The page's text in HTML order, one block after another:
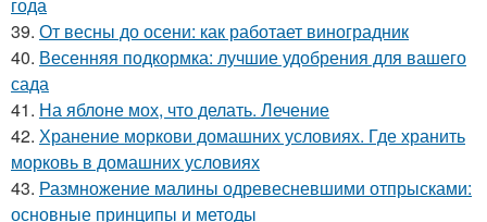
39. От весны до осени: как работает виноградник
40. Весенняя подкормка: лучшие удобрения для вашего
сада
41. На яблоне мох, что делать. Лечение
42. Хранение моркови домашних условиях. Где хранить
морковь в домашних условиях
43. Размножение малины одревесневшими отпрысками:
основные принципы и методы